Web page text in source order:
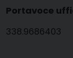
Portavoce
338.9686403